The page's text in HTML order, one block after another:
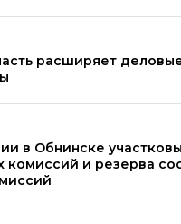
расширяет
в Обнинске
комиссий и резерва